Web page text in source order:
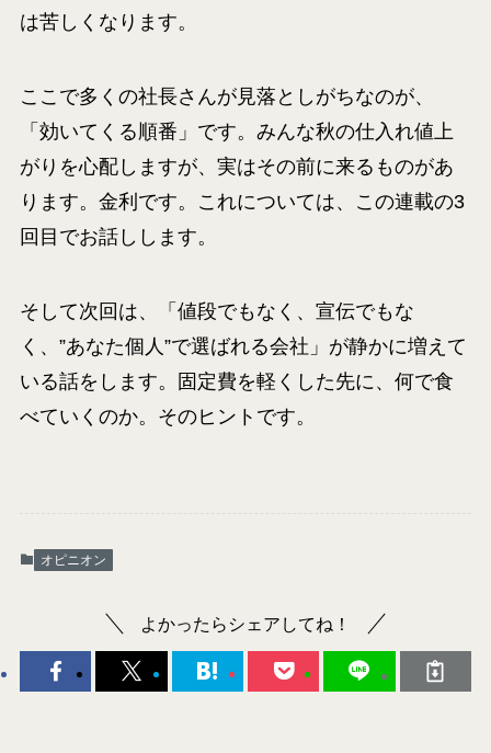
は苦しくなります。
ここで多くの社長さんが見落としがちなのが、
「効いてくる順番」です。みんな秋の仕入れ値上
がりを心配しますが、実はその前に来るものがあ
ります。金利です。これについては、この連載の3
回目でお話しします。
そして次回は、「値段でもなく、宣伝でもな
く、”あなた個人”で選ばれる会社」が静かに増えて
いる話をします。固定費を軽くした先に、何で食
べていくのか。そのヒントです。
オピニオン
よかったらシェアしてね！